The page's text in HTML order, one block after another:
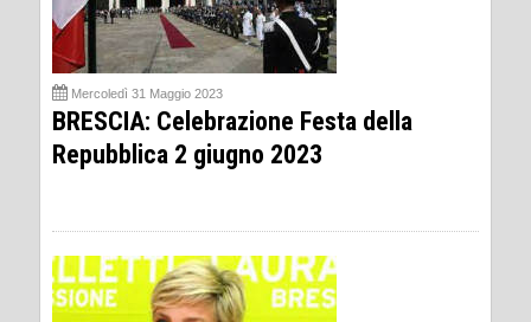
Mercoledì 31 Maggio 2023
BRESCIA: Celebrazione Festa della
Repubblica 2 giugno 2023